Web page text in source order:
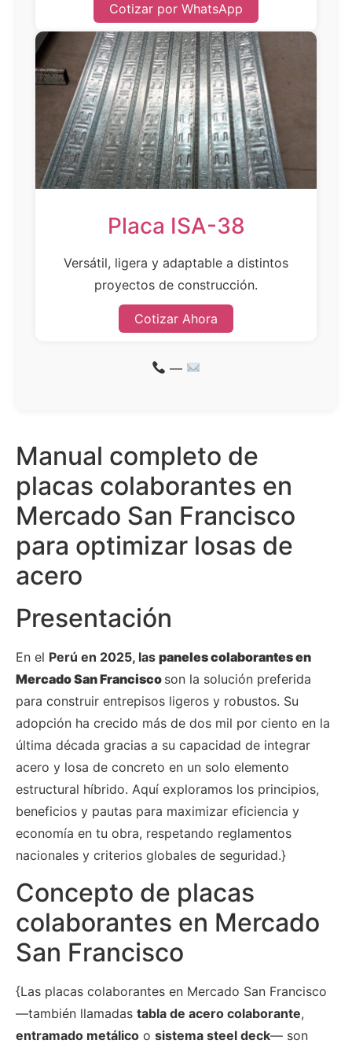
Cotizar por WhatsApp
Placa ISA-38
Versátil, ligera y adaptable a distintos
proyectos de construcción.
Cotizar Ahora
—
Manual completo de
placas colaborantes en
Mercado San Francisco
para optimizar losas de
acero
Presentación
En el Perú en 2025, las paneles colaborantes en
Mercado San Francisco son la solución preferida
para construir entrepisos ligeros y robustos. Su
adopción ha crecido más de dos mil por ciento en la
última década gracias a su capacidad de integrar
acero y losa de concreto en un solo elemento
estructural híbrido. Aquí exploramos los principios,
beneficios y pautas para maximizar eficiencia y
economía en tu obra, respetando reglamentos
nacionales y criterios globales de seguridad.}
Concepto de placas
colaborantes en Mercado
San Francisco
{Las placas colaborantes en Mercado San Francisco
—también llamadas tabla de acero colaborante,
entramado metálico o sistema steel deck— son